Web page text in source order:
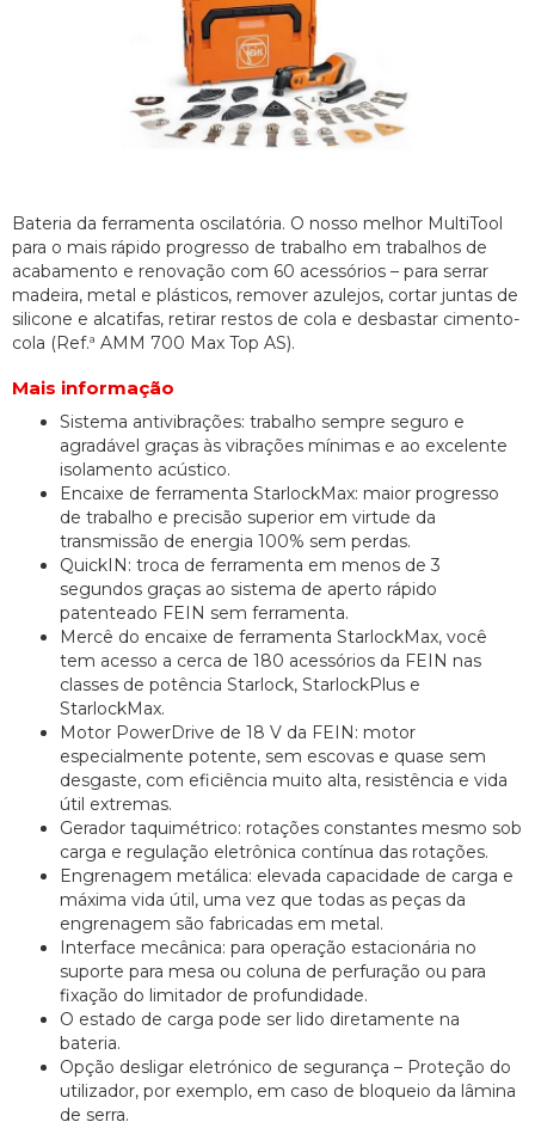
Bateria da ferramenta oscilatória. O nosso melhor MultiTool
para o mais rápido progresso de trabalho em trabalhos de
acabamento e renovação com 60 acessórios – para serrar
madeira, metal e plásticos, remover azulejos, cortar juntas de
silicone e alcatifas, retirar restos de cola e desbastar cimento-
cola (Ref.ª AMM 700 Max Top AS).
Mais informação
Sistema antivibrações: trabalho sempre seguro e
agradável graças às vibrações mínimas e ao excelente
isolamento acústico.
Encaixe de ferramenta StarlockMax: maior progresso
de trabalho e precisão superior em virtude da
transmissão de energia 100% sem perdas.
QuickIN: troca de ferramenta em menos de 3
segundos graças ao sistema de aperto rápido
patenteado FEIN sem ferramenta.
Mercê do encaixe de ferramenta StarlockMax, você
tem acesso a cerca de 180 acessórios da FEIN nas
classes de potência Starlock, StarlockPlus e
StarlockMax.
Motor PowerDrive de 18 V da FEIN: motor
especialmente potente, sem escovas e quase sem
desgaste, com eficiência muito alta, resistência e vida
útil extremas.
Gerador taquimétrico: rotações constantes mesmo sob
carga e regulação eletrônica contínua das rotações.
Engrenagem metálica: elevada capacidade de carga e
máxima vida útil, uma vez que todas as peças da
engrenagem são fabricadas em metal.
Interface mecânica: para operação estacionária no
suporte para mesa ou coluna de perfuração ou para
fixação do limitador de profundidade.
O estado de carga pode ser lido diretamente na
bateria.
Opção desligar eletrónico de segurança – Proteção do
utilizador, por exemplo, em caso de bloqueio da lâmina
de serra.